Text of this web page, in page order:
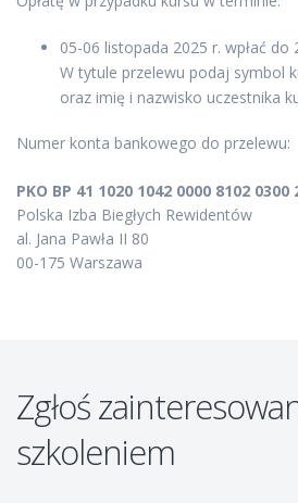
05-06 listopada 2025 r. wpłać do
W tytule przelewu podaj symbol
oraz imię i nazwisko uczestnika
Numer konta bankowego do przelewu:
PKO BP 41 1020 1042 0000 8102 0300
Polska Izba Biegłych Rewidentów
al. Jana Pawła II 80
00-175 Warszawa
Zgłoś
szkoleniem